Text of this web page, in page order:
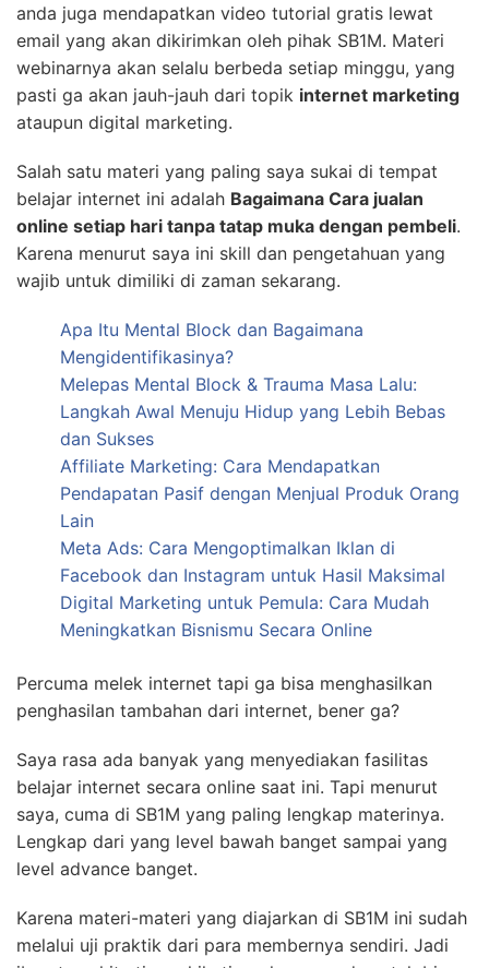
anda juga mendapatkan video tutorial gratis lewat
email yang akan dikirimkan oleh pihak SB1M. Materi
webinarnya akan selalu berbeda setiap minggu, yang
pasti ga akan jauh-jauh dari topik internet marketing
ataupun digital marketing.
Salah satu materi yang paling saya sukai di tempat
belajar internet ini adalah Bagaimana Cara jualan
online setiap hari tanpa tatap muka dengan pembeli.
Karena menurut saya ini skill dan pengetahuan yang
wajib untuk dimiliki di zaman sekarang.
Apa Itu Mental Block dan Bagaimana
Mengidentifikasinya?
Melepas Mental Block & Trauma Masa Lalu:
Langkah Awal Menuju Hidup yang Lebih Bebas
dan Sukses
Affiliate Marketing: Cara Mendapatkan
Pendapatan Pasif dengan Menjual Produk Orang
Lain
Meta Ads: Cara Mengoptimalkan Iklan di
Facebook dan Instagram untuk Hasil Maksimal
Digital Marketing untuk Pemula: Cara Mudah
Meningkatkan Bisnismu Secara Online
Percuma melek internet tapi ga bisa menghasilkan
penghasilan tambahan dari internet, bener ga?
Saya rasa ada banyak yang menyediakan fasilitas
belajar internet secara online saat ini. Tapi menurut
saya, cuma di SB1M yang paling lengkap materinya.
Lengkap dari yang level bawah banget sampai yang
level advance banget.
Karena materi-materi yang diajarkan di SB1M ini sudah
melalui uji praktik dari para membernya sendiri. Jadi